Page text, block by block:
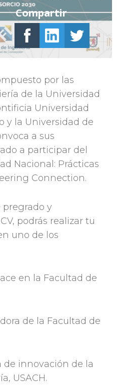
por las
de la Universidad
Universidad
y la Universidad de
a sus
a participar del
Nacional: Prácticas
Connection.
pregrado y
podrás realizar tu
uno de los
en la Facultad de
de la Facultad de
de innovación de la
USACH.
Compartir